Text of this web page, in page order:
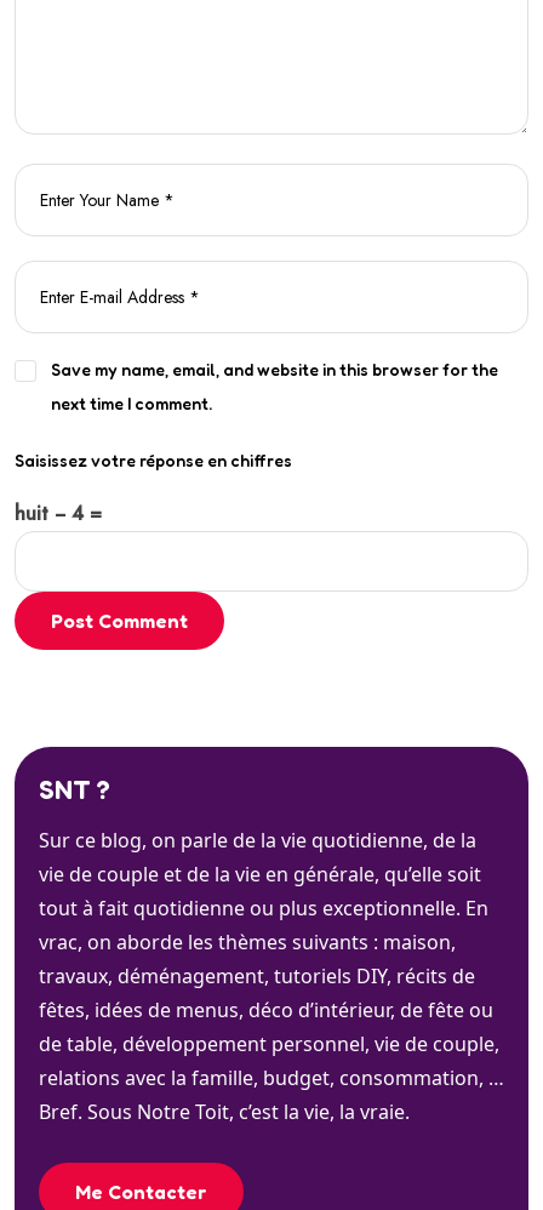
Save my name, email, and website in this browser for the
next time I comment.
Saisissez votre réponse en chiffres
huit − 4 =
Post Comment
SNT ?
Sur ce blog, on parle de la vie quotidienne, de la
vie de couple et de la vie en générale, qu’elle soit
tout à fait quotidienne ou plus exceptionnelle. En
vrac, on aborde les thèmes suivants : maison,
travaux, déménagement, tutoriels DIY, récits de
fêtes, idées de menus, déco d’intérieur, de fête ou
de table, développement personnel, vie de couple,
relations avec la famille, budget, consommation, …
Bref. Sous Notre Toit, c’est la vie, la vraie.
Me Contacter